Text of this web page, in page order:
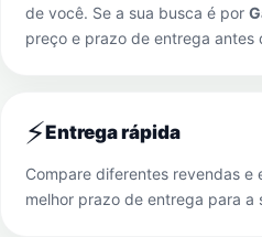
de você. Se a sua busca é por
preço e prazo de entrega antes
⚡Entrega rápida
Compare diferentes revendas e
melhor prazo de entrega para a